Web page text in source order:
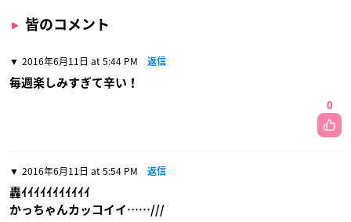
皆のコメント
2016年6月11日 at 5:44 PM 返信
毎週楽しみすぎて辛い！
0
2016年6月11日 at 5:54 PM 返信
轟ｲｲｲｲｲｲｲｲｲｲｲ
かっちゃんカッコイイ……///